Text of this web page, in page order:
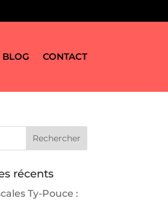
BLOG CONTACT
récents
Ty-Pouce :